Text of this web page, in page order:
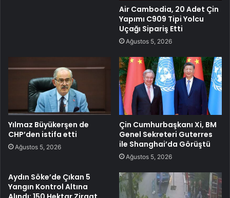
Air Cambodia, 20 Adet Çin
Yapımı C909 Tipi Yolcu
Uçağı Sipariş Etti
Ağustos 5, 2026
Yılmaz Büyükerşen de
CHP’den istifa etti
Ağustos 5, 2026
Çin Cumhurbaşkanı Xi, BM
Genel Sekreteri Guterres
ile Shanghai’da Görüştü
Ağustos 5, 2026
Aydın Söke’de Çıkan 5
Yangın Kontrol Altına